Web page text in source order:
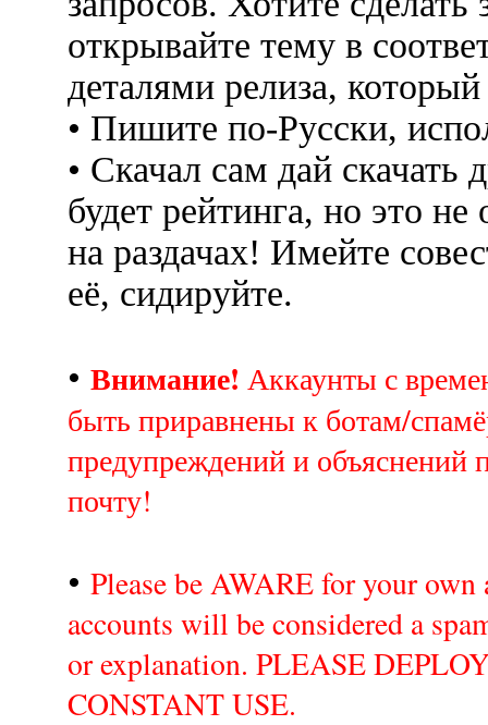
открывайте тему в
деталями релиза,
• Пишите по-Русски,
• Скачал сам дай скачать
будет рейтинга, но это не
на раздачах! Имейте
её, сидируйте.
• Внимание! Аккаунты с
быть приравнены к ботам/
предупреждений и объяснений
почту!
• Please be AWARE for your
accounts will be considered a
or explanation. PLEASE
CONSTANT USE.